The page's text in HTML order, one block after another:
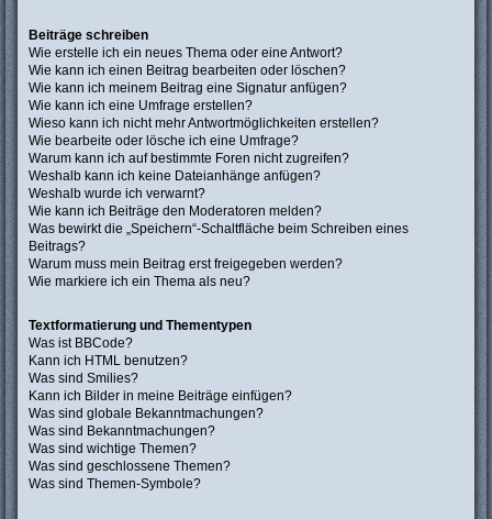
Beiträge schreiben
Wie erstelle ich ein neues Thema oder eine Antwort?
Wie kann ich einen Beitrag bearbeiten oder löschen?
Wie kann ich meinem Beitrag eine Signatur anfügen?
Wie kann ich eine Umfrage erstellen?
Wieso kann ich nicht mehr Antwortmöglichkeiten erstellen?
Wie bearbeite oder lösche ich eine Umfrage?
Warum kann ich auf bestimmte Foren nicht zugreifen?
Weshalb kann ich keine Dateianhänge anfügen?
Weshalb wurde ich verwarnt?
Wie kann ich Beiträge den Moderatoren melden?
Was bewirkt die „Speichern“-Schaltfläche beim Schreiben eines
Beitrags?
Warum muss mein Beitrag erst freigegeben werden?
Wie markiere ich ein Thema als neu?
Textformatierung und Thementypen
Was ist BBCode?
Kann ich HTML benutzen?
Was sind Smilies?
Kann ich Bilder in meine Beiträge einfügen?
Was sind globale Bekanntmachungen?
Was sind Bekanntmachungen?
Was sind wichtige Themen?
Was sind geschlossene Themen?
Was sind Themen-Symbole?